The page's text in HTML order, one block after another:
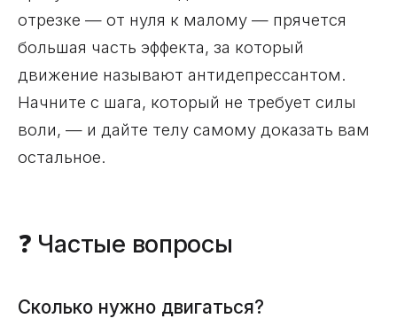
отрезке — от нуля к малому — прячется
большая часть эффекта, за который
движение называют антидепрессантом.
Начните с шага, который не требует силы
воли, — и дайте телу самому доказать вам
остальное.
❓ Частые вопросы
Сколько нужно двигаться?